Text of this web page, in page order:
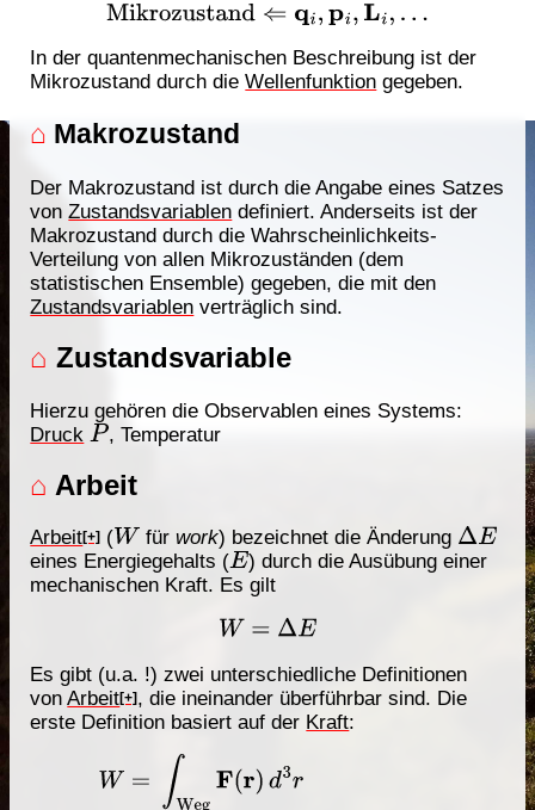
Mikrozustand⇐ qi,p i,Li, …
In der quantenmechanischen Beschreibung ist der
Mikrozustand durch dieWellenfunktion gegeben.
⌂ Makrozustand
Der Makrozustand ist durch die Angabe eines Satzes
vonZustandsvariablen definiert. Anderseits ist der
Makrozustand durch die Wahrscheinlichkeits-
Verteilung von allen Mikrozuständen (dem
statistischen Ensemble) gegeben, die mit den
Zustandsvariablen verträglich sind.
⌂ Zustandsvariable
Hierzu gehören die Observablen eines Systems:
Druck P , Temperatur
⌂ Arbeit
Arbeit[+] (W fürwork) bezeichnet die Änderung ΔE
eines Energiegehalts (E ) durch die Ausübung einer
mechanischen Kraft. Es gilt
W= ΔE
Es gibt (u.a. !) zwei unterschiedliche Definitionen
vonArbeit[+], die ineinander überführbar sind. Die
erste Definition basiert auf der Kraft:
WegF( Arbeit= Kraft integriert über den Weg